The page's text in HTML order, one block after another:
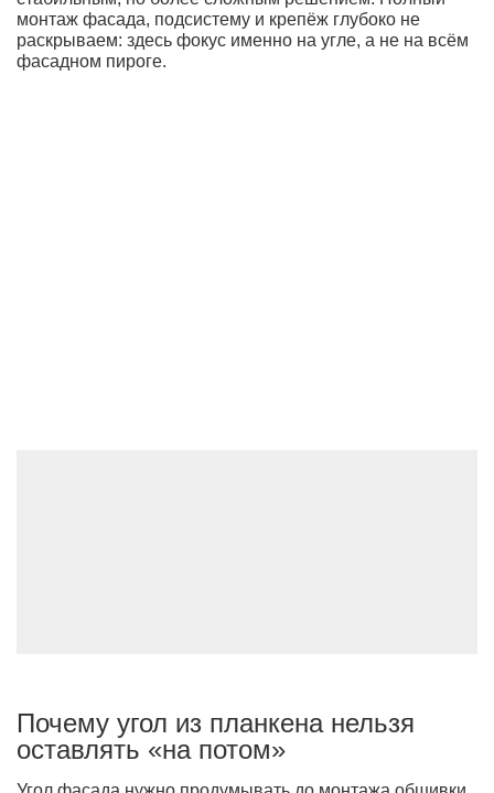
монтаж фасада, подсистему и крепёж глубоко не
раскрываем: здесь фокус именно на угле, а не на всём
фасадном пироге.
Почему угол из планкена нельзя
оставлять «на потом»